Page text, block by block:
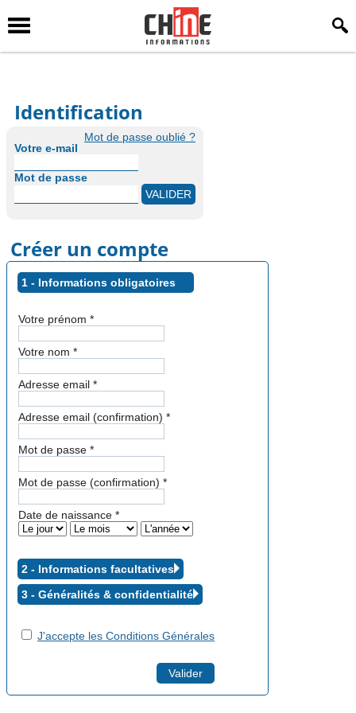
Identification
Mot de passe oublié ?
Votre e-mail
Mot de passe
Créer un compte
1 - Informations obligatoires
Votre prénom *
Votre nom *
Adresse email *
Adresse email (confirmation) *
Mot de passe *
Mot de passe (confirmation) *
Date de naissance *
2 - Informations facultatives
3 - Généralités & confidentialité
J'accepte les Conditions Générales